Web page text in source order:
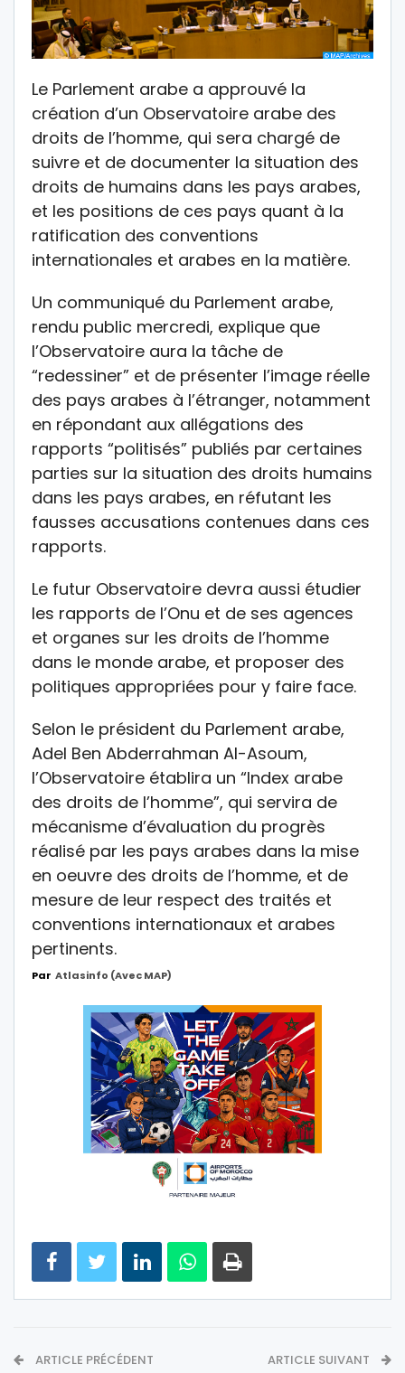
Le Parlement arabe a approuvé la
création d’un Observatoire arabe des
droits de l’homme, qui sera chargé de
suivre et de documenter la situation des
droits de humains dans les pays arabes,
et les positions de ces pays quant à la
ratification des conventions
internationales et arabes en la matière.
Un communiqué du Parlement arabe,
rendu public mercredi, explique que
l’Observatoire aura la tâche de
“redessiner” et de présenter l’image réelle
des pays arabes à l’étranger, notamment
en répondant aux allégations des
rapports “politisés” publiés par certaines
parties sur la situation des droits humains
dans les pays arabes, en réfutant les
fausses accusations contenues dans ces
rapports.
Le futur Observatoire devra aussi étudier
les rapports de l’Onu et de ses agences
et organes sur les droits de l’homme
dans le monde arabe, et proposer des
politiques appropriées pour y faire face.
Selon le président du Parlement arabe,
Adel Ben Abderrahman Al-Asoum,
l’Observatoire établira un “Index arabe
des droits de l’homme”, qui servira de
mécanisme d’évaluation du progrès
réalisé par les pays arabes dans la mise
en oeuvre des droits de l’homme, et de
mesure de leur respect des traités et
conventions internationaux et arabes
pertinents.
Par Atlasinfo (avec MAP)
ARTICLE PRÉCÉDENT ARTICLE SUIVANT